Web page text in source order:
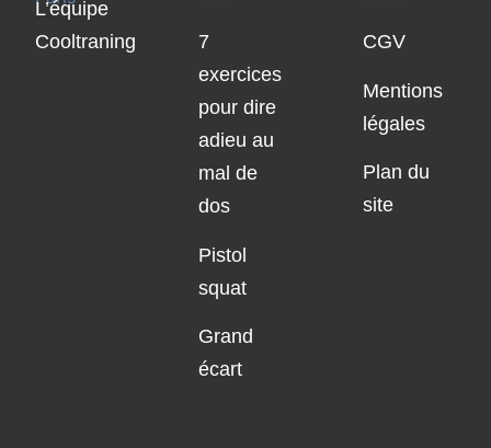
L’équipe
Cooltraning
7
exercices
pour dire
adieu au
mal de
dos
Pistol
squat
Grand
écart
CGV
Mentions
légales
Plan du
site